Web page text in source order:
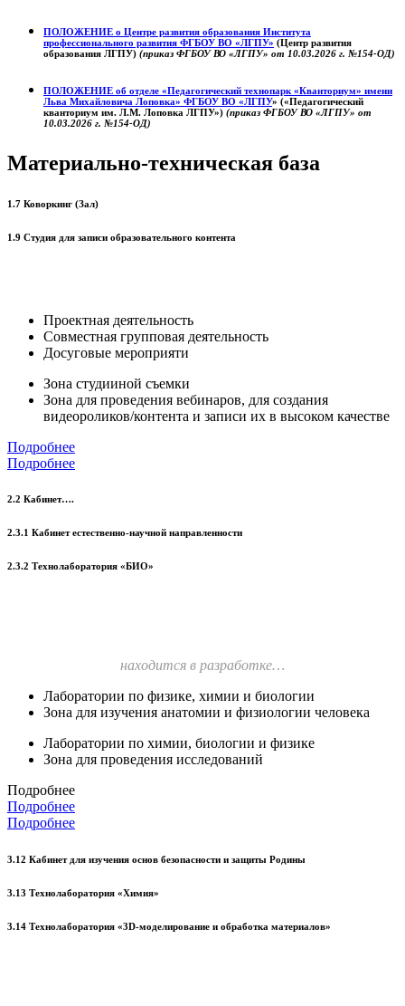
ПОЛОЖЕНИЕ о Центре развития образования Института
профессионального развития ФГБОУ ВО «ЛГПУ» (Центр развития
образования ЛГПУ) (приказ ФГБОУ ВО «ЛГПУ» от 10.03.2026 г. №154-ОД)
ПОЛОЖЕНИЕ об отделе «Педагогический технопарк «Кванториум» имени
Льва Михайловича Лоповка» ФГБОУ ВО «ЛГПУ» («Педагогический
кванториум им. Л.М. Лоповка ЛГПУ») (приказ ФГБОУ ВО «ЛГПУ» от
10.03.2026 г. №154-ОД)
Материально-техническая база
1.7 Коворкинг (Зал)
1.9 Студия для записи образовательного контента
Проектная деятельность
Совместная групповая деятельность
Досуговые мероприяти
Зона студииной съемки
Зона для проведения вебинаров, для создания
видеороликов/контента и записи их в высоком качестве
Подробнее
Подробнее
2.2 Кабинет….
2.3.1 Кабинет естественно-научной направленности
2.3.2 Технолаборатория «БИО»
находится в разработке…
Лаборатории по физике, химии и биологии
Зона для изучения анатомии и физиологии человека
Лаборатории по химии, биологии и физике
Зона для проведения исследований
Подробнее
Подробнее
Подробнее
3.12 Кабинет для изучения основ безопасности и защиты Родины
3.13 Технолаборатория «Химия»
3.14 Технолаборатория «3D-моделирование и обработка материалов»